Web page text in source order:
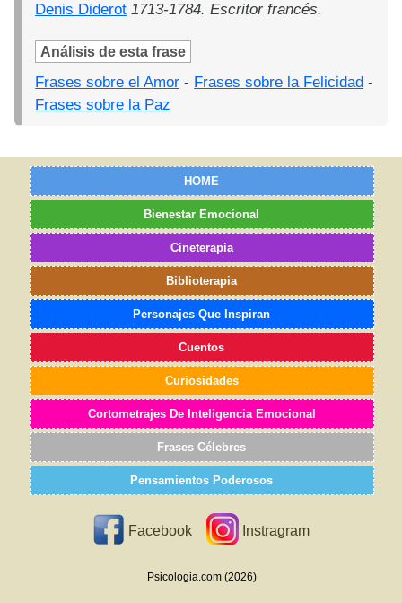
Denis Diderot 1713-1784. Escritor francés.
Análisis de esta frase
Frases sobre el Amor - Frases sobre la Felicidad -
Frases sobre la Paz
HOME
Bienestar Emocional
Cineterapia
Biblioterapia
Personajes Que Inspiran
Cuentos
Curiosidades
Cortometrajes De Inteligencia Emocional
Frases Célebres
Pensamientos Poderosos
Facebook Instragram
Psicologia.com (2026)